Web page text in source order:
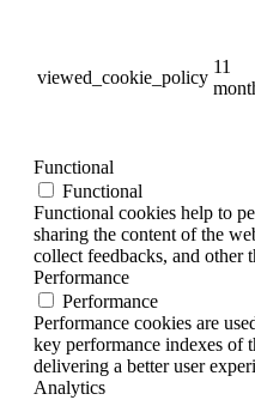
viewed_cookie_policy
11
Functional
Functional
Functional cookies help to
sharing the content of the
collect feedbacks, and other
Performance
Performance
Performance cookies are
key performance indexes of
delivering a better user
Analytics